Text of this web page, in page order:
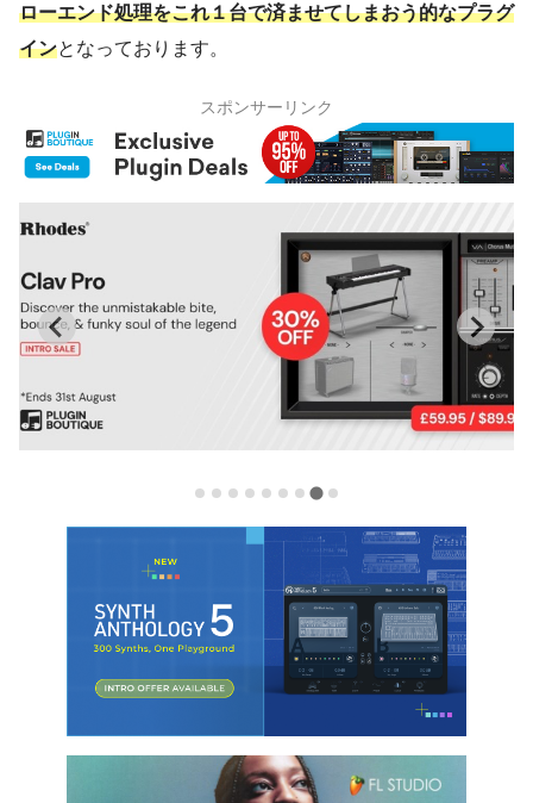
ローエンド処理をこれ１台で済ませてしまおう的なプラグ
インとなっております。
スポンサーリンク